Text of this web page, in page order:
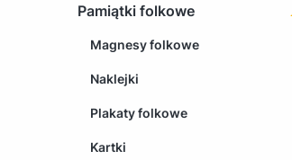
Pamiątki folkowe
Magnesy folkowe
Naklejki
Plakaty folkowe
Kartki